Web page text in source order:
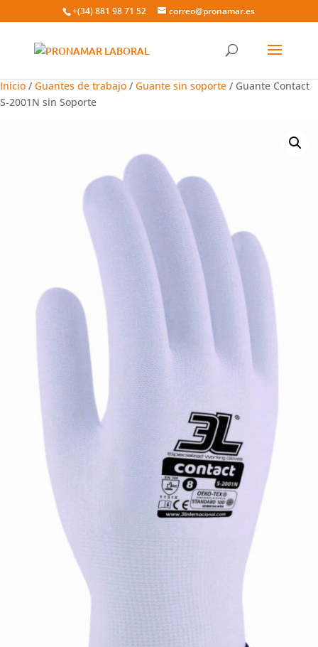
+(34) 881 98 71 52 correo@pronamar.es
Inicio / Guantes de trabajo / Guante sin soporte / Guante Contact
S-2001N sin Soporte